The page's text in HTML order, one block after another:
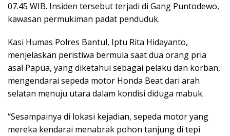
07.45 WIB. Insiden tersebut terjadi di Gang Puntodewo,
kawasan permukiman padat penduduk.
Kasi Humas Polres Bantul, Iptu Rita Hidayanto,
menjelaskan peristiwa bermula saat dua orang pria
asal Papua, yang diketahui sebagai pelaku dan korban,
mengendarai sepeda motor Honda Beat dari arah
selatan menuju utara dalam kondisi diduga mabuk.
“Sesampainya di lokasi kejadian, sepeda motor yang
mereka kendarai menabrak pohon tanjung di tepi